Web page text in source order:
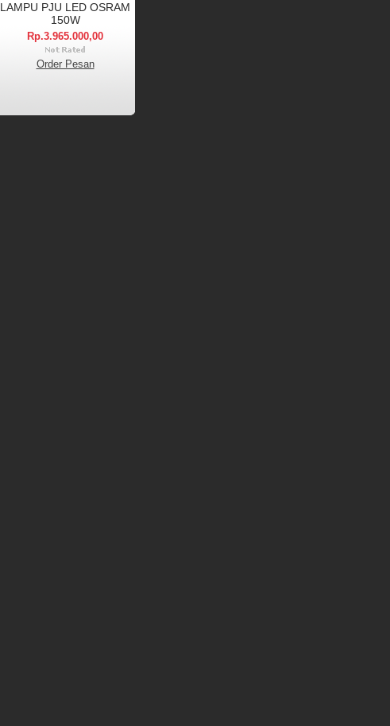
LAMPU PJU LED OSRAM
150W
Rp.3.965.000,00
Order Pesan